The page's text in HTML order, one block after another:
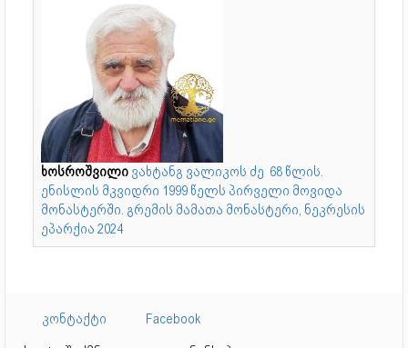
ხოსროშვილი ვახტანგ ვალიკოს ძე 68 წლის.
ენისლის მკვიდრი 1999 წელს პირველი მოვიდა
მონასტერში. გრემის მამათა მონასტერი, ნეკრესის
ეპარქია 2024
კონტაქტი
Facebook